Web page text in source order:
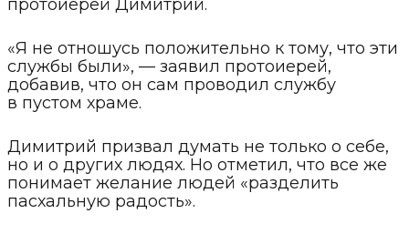
протоиерей Димитрий.
«Я не отношусь положительно к тому, что эти
службы были», — заявил протоиерей,
добавив, что он сам проводил службу
в пустом храме.
Димитрий призвал думать не только о себе,
но и о других людях. Но отметил, что все же
понимает желание людей «разделить
пасхальную радость».